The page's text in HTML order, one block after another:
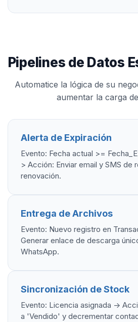
Pipelines de Datos
Automatice la lógica de su
aumentar la carga
Alerta de Expiración
Evento: Fecha actual >=
> Acción: Enviar email y SMS de
renovación.
Entrega de Archivos
Evento: Nuevo registro en
Generar enlace de descarga
WhatsApp.
Sincronización de Stock
Evento: Licencia asignada ->
a 'Vendido' y decrementar